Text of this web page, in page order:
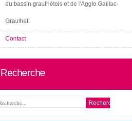
du bassin graulhétois et de l'Agglo Gaillac-
Graulhet.
Contact
Recherche